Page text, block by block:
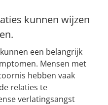
kunnen wijzen
een belangrijk
Mensen met
hebben vaak
relaties te
verlatingsangst